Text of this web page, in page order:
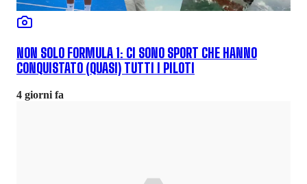
NON SOLO FORMULA 1: CI SONO SPORT CHE HANNO
CONQUISTATO (QUASI) TUTTI I PILOTI
4 giorni fa